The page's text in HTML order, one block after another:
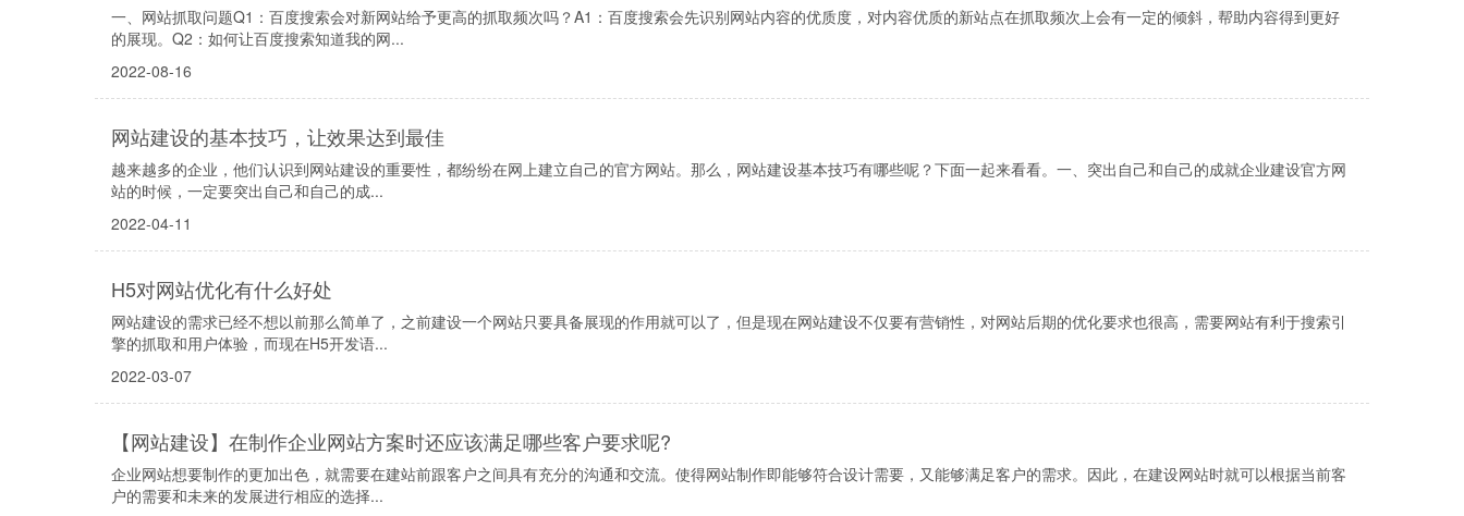
一、网站抓取问题Q1：百度搜索会对新网站给予更高的抓取频次吗？A1：百度搜索会先识别网站内容的优质度，对内容优质的新站点在抓取频次上会有一定的倾斜，帮助内容得到更好
的展现。Q2：如何让百度搜索知道我的网...
2022-08-16
网站建设的基本技巧，让效果达到最佳
越来越多的企业，他们认识到网站建设的重要性，都纷纷在网上建立自己的官方网站。那么，网站建设基本技巧有哪些呢？下面一起来看看。一、突出自己和自己的成就企业建设官方网
站的时候，一定要突出自己和自己的成...
2022-04-11
H5对网站优化有什么好处
网站建设的需求已经不想以前那么简单了，之前建设一个网站只要具备展现的作用就可以了，但是现在网站建设不仅要有营销性，对网站后期的优化要求也很高，需要网站有利于搜索引
擎的抓取和用户体验，而现在H5开发语...
2022-03-07
【网站建设】在制作企业网站方案时还应该满足哪些客户要求呢?
企业网站想要制作的更加出色，就需要在建站前跟客户之间具有充分的沟通和交流。使得网站制作即能够符合设计需要，又能够满足客户的需求。因此，在建设网站时就可以根据当前客
户的需要和未来的发展进行相应的选择...